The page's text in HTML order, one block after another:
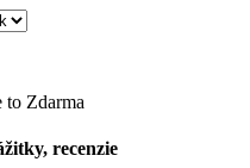
to Zdarma
recenzie